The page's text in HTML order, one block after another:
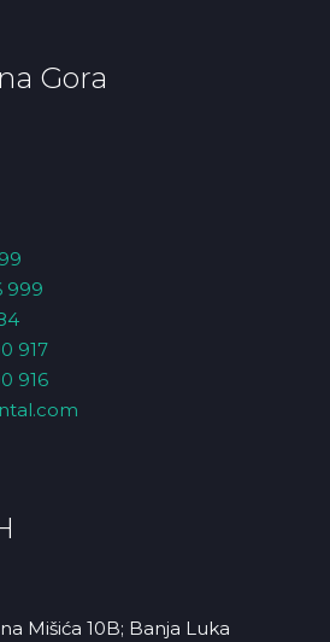
Gora
999
917
916
Mišića 10B; Banja Luka